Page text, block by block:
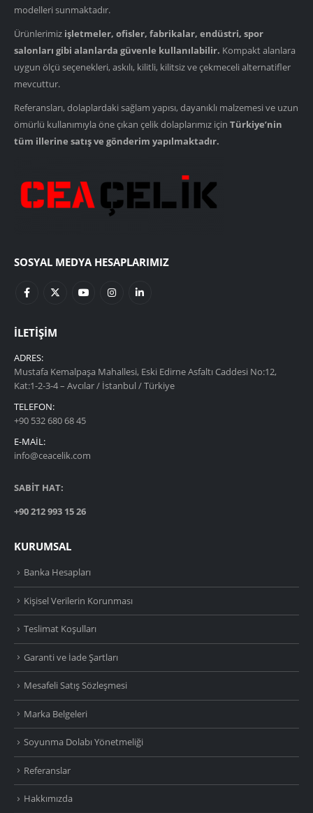
modelleri sunmaktadır.
Ürünlerimiz işletmeler, ofisler, fabrikalar, endüstri, spor
salonları gibi alanlarda güvenle kullanılabilir. Kompakt alanlara
uygun ölçü seçenekleri, askılı, kilitli, kilitsiz ve çekmeceli alternatifler
mevcuttur.
Referansları, dolaplardaki sağlam yapısı, dayanıklı malzemesi ve uzun
ömürlü kullanımıyla öne çıkan çelik dolaplarımız için Türkiye’nin
tüm illerine satış ve gönderim yapılmaktadır.
SOSYAL MEDYA HESAPLARIMIZ
İLETIŞIM
ADRES:
Mustafa Kemalpaşa Mahallesi, Eski Edirne Asfaltı Caddesi No:12,
Kat:1-2-3-4 – Avcılar / İstanbul / Türkiye
TELEFON:
+90 532 680 68 45
E-MAIL:
info@ceacelik.com
SABİT HAT:
+90 212 993 15 26
KURUMSAL
Banka Hesapları
Kişisel Verilerin Korunması
Teslimat Koşulları
Garanti ve İade Şartları
Mesafeli Satış Sözleşmesi
Marka Belgeleri
Soyunma Dolabı Yönetmeliği
Referanslar
Hakkımızda